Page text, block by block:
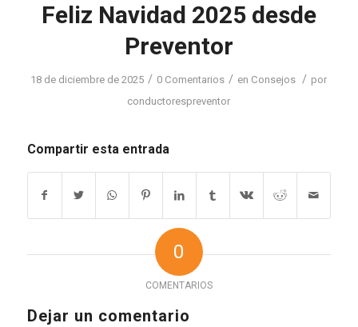
Feliz Navidad 2025 desde
Preventor
18 de diciembre de 2025 / 0 Comentarios / en Consejos / por
conductorespreventor
Compartir esta entrada
0
COMENTARIOS
Dejar un comentario